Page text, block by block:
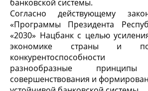
банковской системы.
Согласно действующему
«Программы Президента
«2030» Нацбанк с целью
экономике страны и
разнообразные принципы
совершенствования и